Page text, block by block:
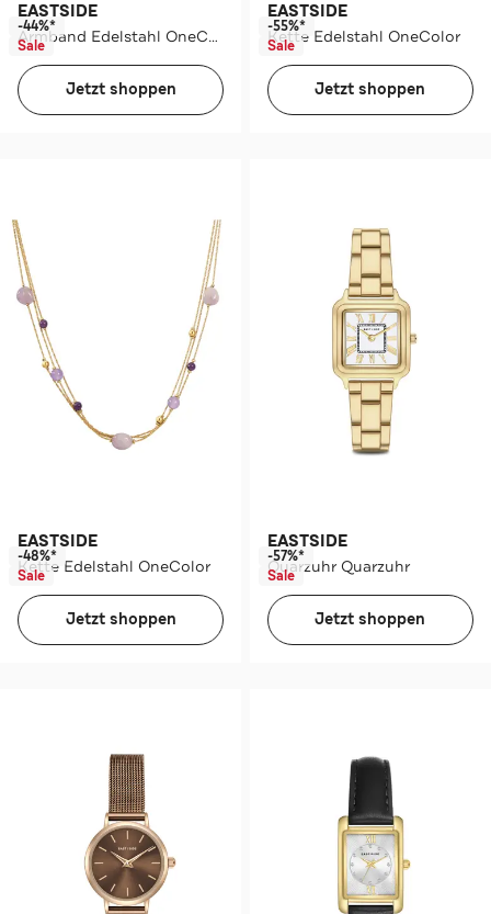
EASTSIDE
Armband Edelstahl OneColor
-44%*
Sale
Jetzt shoppen
EASTSIDE
Kette Edelstahl OneColor
-55%*
Sale
Jetzt shoppen
EASTSIDE
Kette Edelstahl OneColor
-48%*
Sale
Jetzt shoppen
EASTSIDE
Quarzuhr Quarzuhr
-57%*
Sale
Jetzt shoppen